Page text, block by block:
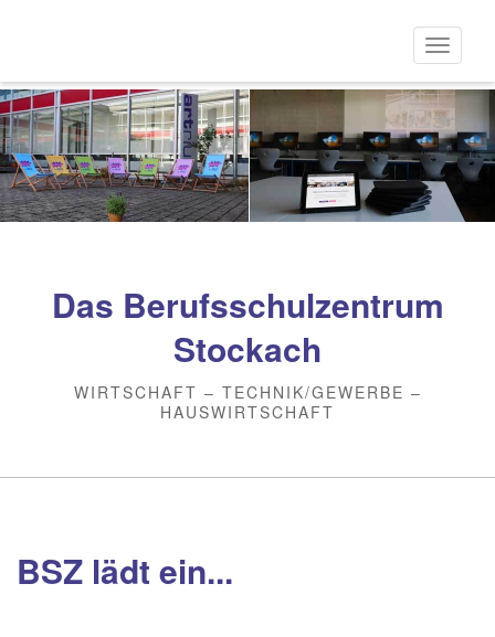
Inhalt
Das Berufsschulzentrum
Stockach
WIRTSCHAFT – TECHNIK/GEWERBE –
HAUSWIRTSCHAFT
BSZ lädt ein...